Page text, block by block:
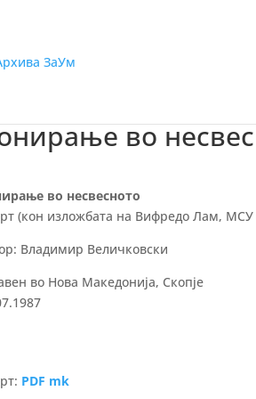
во
во несвесното
(кон изложбата на Вифредо Лам, МСУ
Владимир Величковски
во Нова Македонија, Скопје
PDF mk